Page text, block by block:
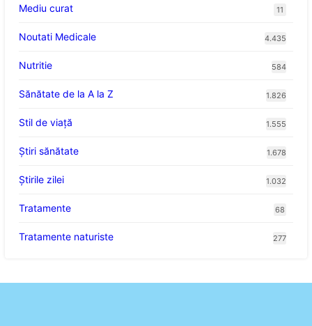
Mediu curat 11
Noutati Medicale 4.435
Nutritie 584
Sănătate de la A la Z 1.826
Stil de viaţă 1.555
Ştiri sănătate 1.678
Știrile zilei 1.032
Tratamente 68
Tratamente naturiste 277